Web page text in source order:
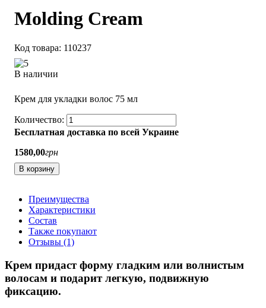
Molding Cream
110237
В наличии
Крем для укладки волос 75 мл
Бесплатная доставка по всей Украине
1580,00грн
В корзину
Преимущества
Характеристики
Состав
Также покупают
Отзывы (1)
Крем придаст форму гладким или волнистым
волосам и подарит легкую, подвижную
фиксацию.